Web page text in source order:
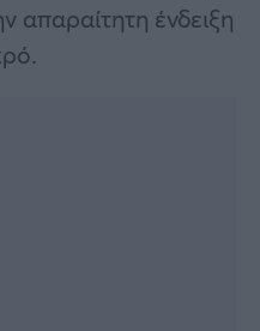
απαραίτητη ένδειξη